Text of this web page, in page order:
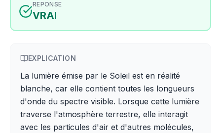
REPONSE
VRAI
EXPLICATION
La lumière émise par le Soleil est en réalité
blanche, car elle contient toutes les longueurs
d'onde du spectre visible. Lorsque cette lumière
traverse l'atmosphère terrestre, elle interagit
avec les particules d'air et d'autres molécules,